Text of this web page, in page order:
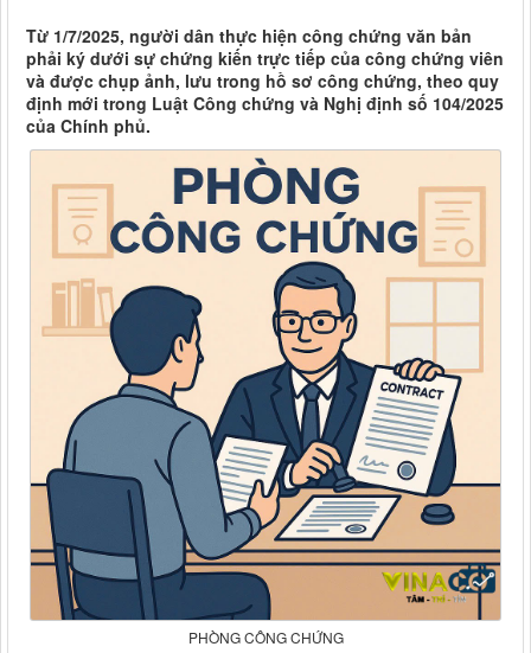
Từ 1/7/2025, người dân thực hiện công chứng văn bản
phải ký dưới sự chứng kiến trực tiếp của công chứng viên
và được chụp ảnh, lưu trong hồ sơ công chứng, theo quy
định mới trong Luật Công chứng và Nghị định số 104/2025
của Chính phủ.
PHÒNG CÔNG CHỨNG